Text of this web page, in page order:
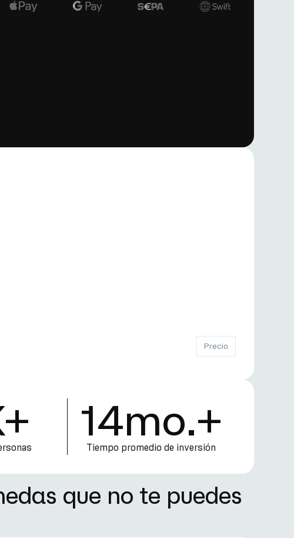
Precio
14mo.+
Tiempo promedio de inversión
que no te puedes